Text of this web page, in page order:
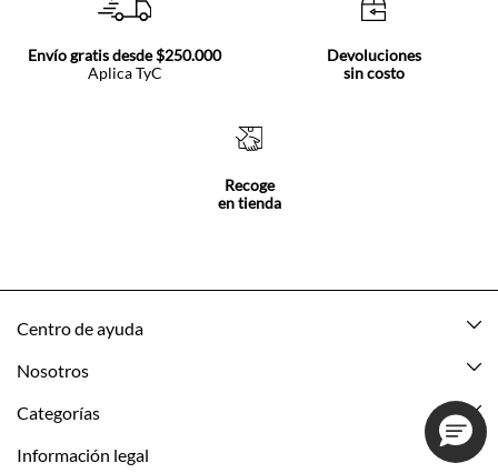
Envío gratis desde $250.000
Aplica TyC
Devoluciones
sin costo
Recoge
en tienda
Centro de ayuda
Mis pedidos
Nosotros
Acerca de Tennis
Categorías
Nuevo
Información legal